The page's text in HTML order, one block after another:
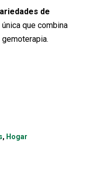
de
que combina
, Hogar